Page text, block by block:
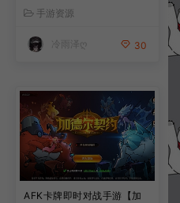
果双端+详细搭建教程+视频
教程
手游资源
冷雨泽ღ 30
AFK卡牌即时对战手游【加